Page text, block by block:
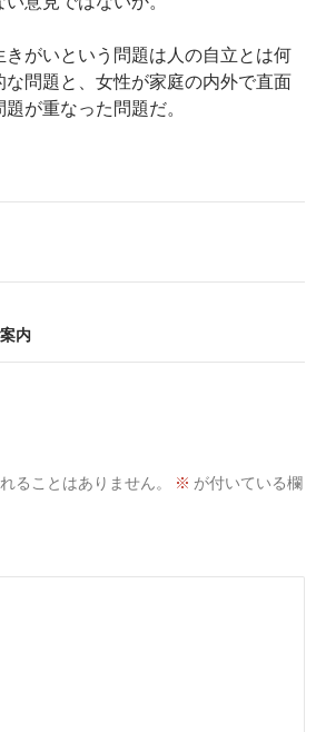
きがいという問題は人の自立とは何
問題と、女性が家庭の内外で直面
が重なった問題だ。
内
ることはありません。 ※ が付いている欄